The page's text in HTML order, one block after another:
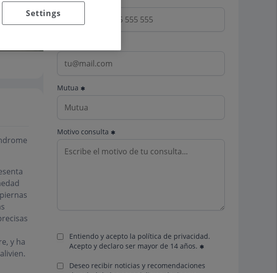
y ha
Mutua
Motivo consulta
Entiendo y acepto la política de privacidad.
Acepto y declaro ser mayor de 14 años.
Deseo recibir noticias y recomendaciones
Settings